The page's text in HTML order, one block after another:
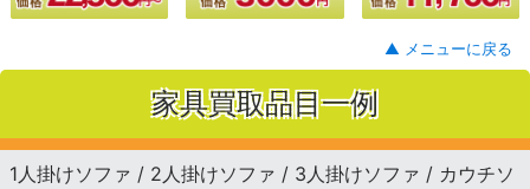
▲ メニューに戻る
家具買取品目一例
1人掛けソファ / 2人掛けソファ / 3人掛けソファ / カウチソ